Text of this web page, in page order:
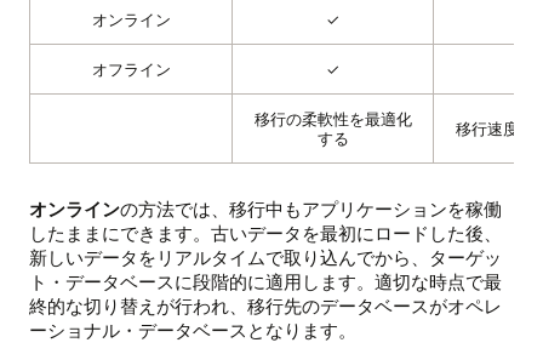
オンライン ✓
オフライン ✓
移行の柔軟性を最適化
する
移行速度を
オンラインの方法では、移行中もアプリケーションを稼働
したままにできます。古いデータを最初にロードした後、
新しいデータをリアルタイムで取り込んでから、ターゲッ
ト・データベースに段階的に適用します。適切な時点で最
終的な切り替えが行われ、移行先のデータベースがオペレ
ーショナル・データベースとなります。